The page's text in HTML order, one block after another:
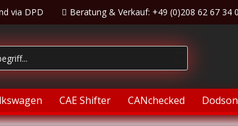
via DPD
Beratung & Verkauf: +49 (0)208 62 67 34
CAE Shifter CANchecked